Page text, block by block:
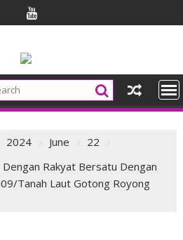
2024 June
22
Rakyat Bersatu Dengan
Tanah Laut Gotong Royong